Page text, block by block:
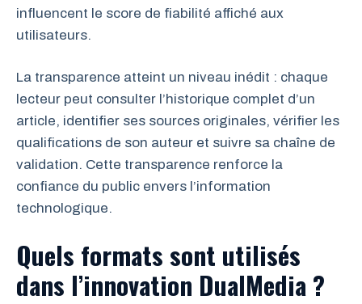
influencent le score de fiabilité affiché aux
utilisateurs.
La transparence atteint un niveau inédit : chaque
lecteur peut consulter l’historique complet d’un
article, identifier ses sources originales, vérifier les
qualifications de son auteur et suivre sa chaîne de
validation. Cette transparence renforce la
confiance du public envers l’information
technologique.
Quels formats sont utilisés
dans l’innovation DualMedia ?